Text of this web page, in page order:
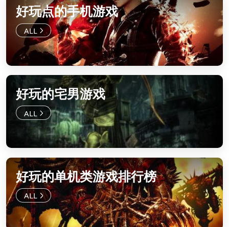
好玩点的手机游戏
好玩的宅男游戏
好玩的单机类游戏排行榜